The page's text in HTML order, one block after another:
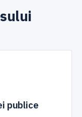
publice